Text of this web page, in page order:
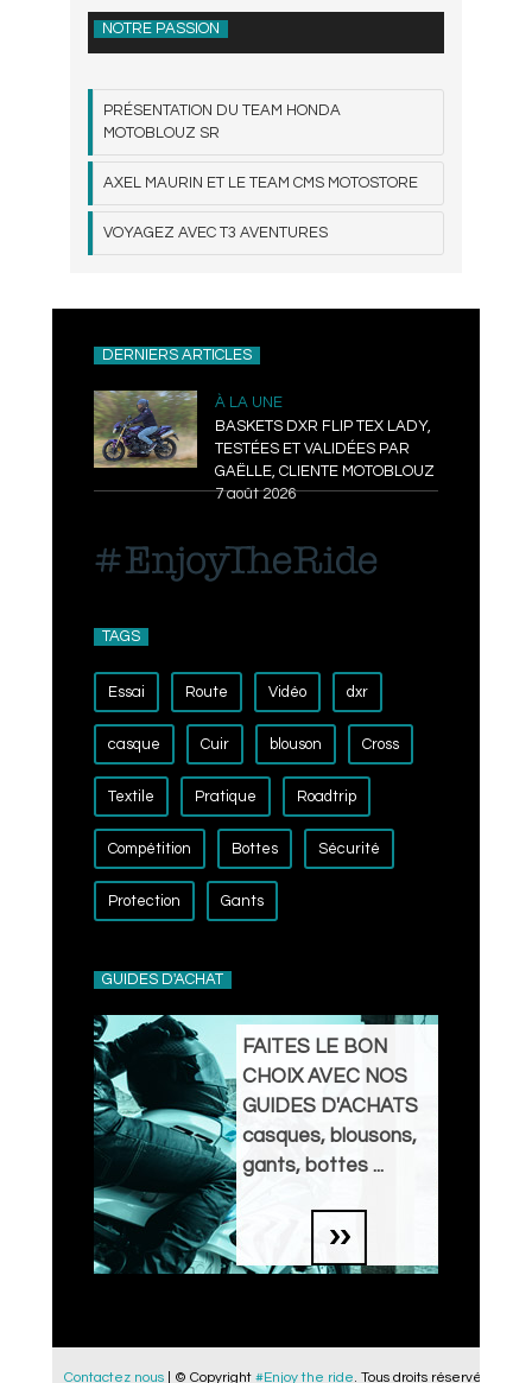
NOTRE PASSION
PRÉSENTATION DU TEAM HONDA
MOTOBLOUZ SR
AXEL MAURIN ET LE TEAM CMS MOTOSTORE
VOYAGEZ AVEC T3 AVENTURES
DERNIERS ARTICLES
À LA UNE
BASKETS DXR FLIP TEX LADY,
TESTÉES ET VALIDÉES PAR
GAËLLE, CLIENTE MOTOBLOUZ
7 août 2026
TAGS
Essai Route Vidéo dxr
casque Cuir blouson Cross
Textile Pratique Roadtrip
Compétition Bottes Sécurité
Protection Gants
GUIDES D'ACHAT
FAITES LE BON
CHOIX AVEC NOS
GUIDES D'ACHATS
casques, blousons,
gants, bottes ...
Contactez nous | © Copyright #Enjoy the ride. Tous droits réservés.